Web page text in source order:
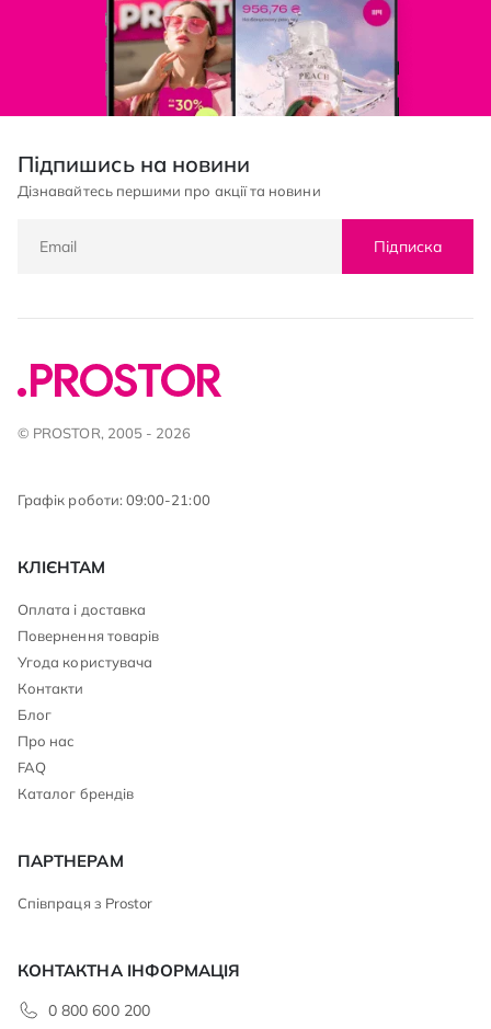
Підпишись на новини
Дізнавайтесь першими про акції та новини
Підписка
© PROSTOR, 2005 - 2026
Графік роботи: 09:00-21:00
КЛІЄНТАМ
Оплата і доставка
Повернення товарів
Угода користувача
Контакти
Блог
Про нас
FAQ
Каталог брендів
ПАРТНЕРАМ
Співпраця з Prostor
КОНТАКТНА ІНФОРМАЦІЯ
0 800 600 200